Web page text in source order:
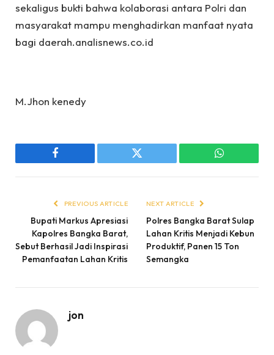
sekaligus bukti bahwa kolaborasi antara Polri dan
masyarakat mampu menghadirkan manfaat nyata
bagi daerah.analisnews.co.id
M.Jhon kenedy
Facebook Twitter WhatsApp
PREVIOUS ARTICLE
Bupati Markus Apresiasi
Kapolres Bangka Barat,
Sebut Berhasil Jadi Inspirasi
Pemanfaatan Lahan Kritis
NEXT ARTICLE
Polres Bangka Barat Sulap
Lahan Kritis Menjadi Kebun
Produktif, Panen 15 Ton
Semangka
jon